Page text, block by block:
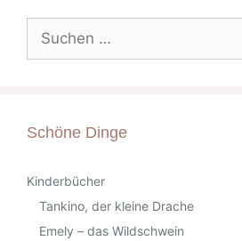
nach:
Schöne Dinge
Kinderbücher
Tankino, der kleine Drache
Emely – das Wildschwein